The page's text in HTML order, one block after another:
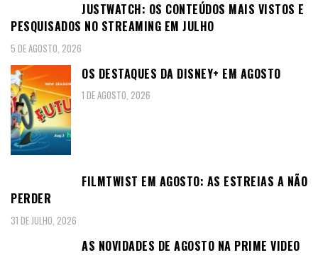
JUSTWATCH: OS CONTEÚDOS MAIS VISTOS E
PESQUISADOS NO STREAMING EM JULHO
5 DE AGOSTO, 2026
OS DESTAQUES DA DISNEY+ EM AGOSTO
1 DE AGOSTO, 2026
FILMTWIST EM AGOSTO: AS ESTREIAS A NÃO
PERDER
31 DE JULHO, 2026
AS NOVIDADES DE AGOSTO NA PRIME VIDEO